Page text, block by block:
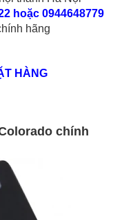
hoặc 0944648779
hãng
HÀNG
chính